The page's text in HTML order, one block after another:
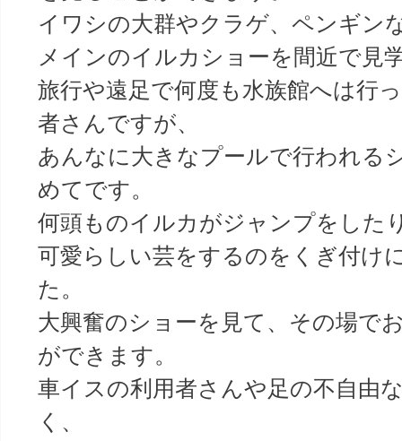
イワシの大群やクラゲ、ペンギン
メインのイルカショーを間近で見
旅行や遠足で何度も水族館へは行
者さんですが、
あんなに大きなプールで行われる
めてです。
何頭ものイルカがジャンプをした
可愛らしい芸をするのをくぎ付け
た。
大興奮のショーを見て、その場で
ができます。
車イスの利用者さんや足の不自由
く、